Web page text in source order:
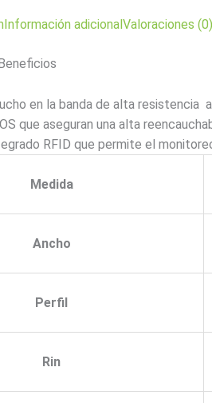
Información adicional Valoraciones (0)
en la banda de alta resistencia
que aseguran una alta
RFID que permite el
Medida
Ancho
Perfil
Rin